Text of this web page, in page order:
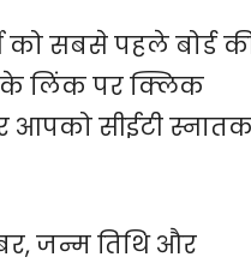
को सबसे पहले बोर्ड
के लिंक पर क्लिक
सीईटी
जन्म तिथि और